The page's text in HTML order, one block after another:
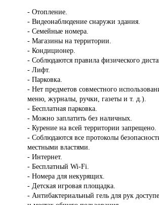
- Отопление.
- Видеонаблюдение снаружи здания.
- Семейные номера.
- Магазины на территории.
- Кондиционер.
- Соблюдаются правила физического
- Лифт.
- Парковка.
- Нет предметов совместного
меню, журналы, ручки, газеты и т. д.).
- Бесплатная парковка.
- Можно заплатить без наличных.
- Курение на всей территории запрещено.
- Соблюдаются все протоколы
местными властями.
- Интернет.
- Бесплатный Wi-Fi.
- Номера для некурящих.
- Детская игровая площадка.
- Антибактериальный гель для рук